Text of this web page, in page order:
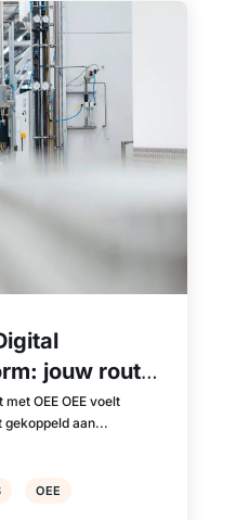
jouw route
OEE
OEE OEE voelt
gekoppeld aan...